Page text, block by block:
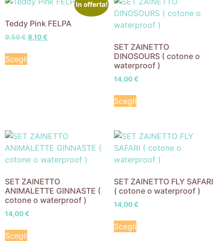
In offerta!
Teddy Pink FELPA
9,50€ 8,10€
Scegli
SET ZAINETTO
DINOSOURS ( cotone o
waterproof )
14,00€
Scegli
SET ZAINETTO
ANIMALETTE GINNASTE (
cotone o waterproof )
14,00€
Scegli
SET ZAINETTO FLY SAFARI
( cotone o waterproof )
14,00€
Scegli